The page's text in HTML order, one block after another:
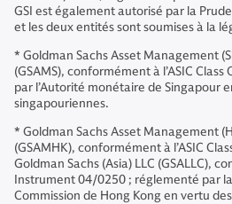
GSI est également autorisé par la
et les deux entités sont soumises à la
* Goldman Sachs Asset Management
(GSAMS), conformément à l’ASIC
par l’Autorité monétaire de Singapour
singapouriennes.
* Goldman Sachs Asset Management
(GSAMHK), conformément à l’ASIC
Goldman Sachs (Asia) LLC (GSALLC),
Instrument 04/0250 ; réglementé par
Commission de Hong Kong en vertu